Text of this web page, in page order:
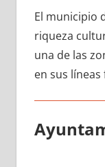
El municipio
riqueza
una dе las
en sus líneas